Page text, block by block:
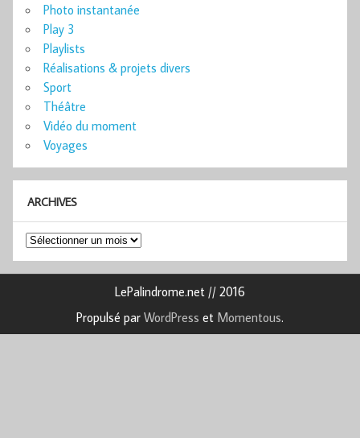
Photo instantanée
Play 3
Playlists
Réalisations & projets divers
Sport
Théâtre
Vidéo du moment
Voyages
ARCHIVES
Archives
LePalindrome.net // 2016
Propulsé par WordPress et Momentous.